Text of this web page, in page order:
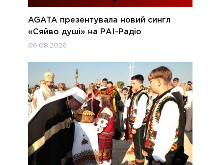
AGATA презентувала новий сингл
«Сяйво душі» на РАІ-Радіо
06.08.2026